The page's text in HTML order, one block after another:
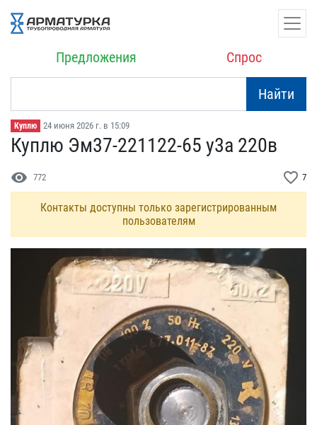
Предложения Спрос
Найти
Куплю 24 июня 2026 г. в 15:09
Куплю Эм37-221122-65 у3а​ 220в
visibility 772 favorite_border 7
Контакты доступны только зарегистрированным
пользователям